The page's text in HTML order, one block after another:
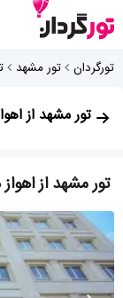
تورگردان تور مشهد
تور مشهد از
تور مشهد از